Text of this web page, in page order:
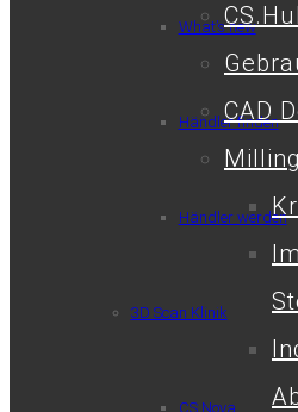
What’s new
Händler finden
Händler werden
3D Scan Klinik
CS.Nova
CAD
Milling